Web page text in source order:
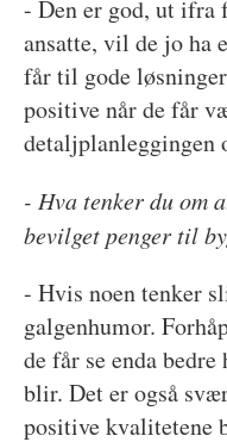
- Den er god, ut ifra
ansatte, vil de jo ha
får til gode
positive når de får
detaljplanleggingen
- Hva tenker du om
bevilget penger til
- Hvis noen tenker
galgenhumor.
de får se enda bedre
blir. Det er også
positive kvalitetene